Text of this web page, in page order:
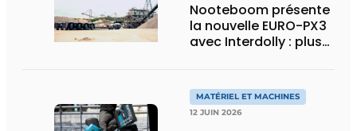
Nooteboom présente
la nouvelle EURO-PX3
avec Interdolly : plus
transport spécial
MATÉRIEL ET MACHINES
12 JUIN 2026